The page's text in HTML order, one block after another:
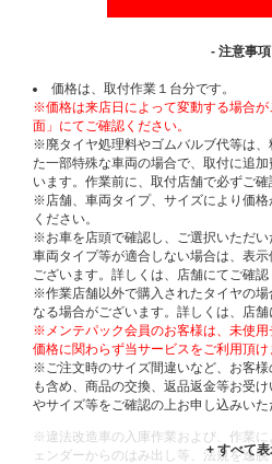
- 注意事
価格は、取付作業１台分です。
※価格は来店日によって変動する場合
面」にてご確認ください。
※廃タイヤ処理料やゴムバルブ代等は、
た一部特殊な車両の場合で、取付に追
います。作業前に、取付店舗で必ずご確
※店舗、車両タイプ、サイズにより価
ください。
※お車を店頭で確認し、ご選択いただい
車両タイプ等が適合しない場合は、表
ございます。詳しくは、店舗にてご確認
※作業店舗以外で購入されたタイヤの
なる場合がございます。詳しくは、店舗
※メンテパック会員のお客様は、未使
価格に関わらず当サービスをご利用頂け
※ご注文時のサイズ間違いなど、お客
も含め、商品の交換、返品返金等お受
やサイズ等をご確認の上お申し込みいた
※違法改造車の入庫作業および、作業
ェンダーからのはみ出し等、法規を逸